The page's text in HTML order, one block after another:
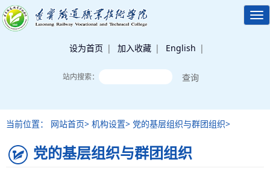
设为首页 | 加入收藏 | English |
站内搜索：
当前位置： 网站首页> 机构设置> 党的基层组织与群团组织>
党的基层组织与群团组织